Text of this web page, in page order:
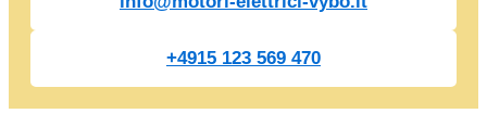
+4915 123 569 470